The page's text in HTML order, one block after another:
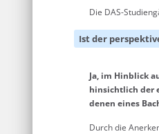
Die DAS-
Ist der
Ja, im Hinblick
hinsichtlich der
denen eines
Durch die